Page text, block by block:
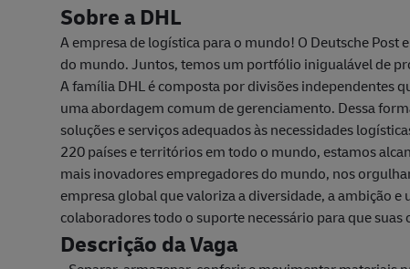
Sobre a DHL
A empresa de logística para o mundo! O Deutsche
do mundo. Juntos, temos um portfólio inigualável de
A família DHL é composta por divisões independentes
uma abordagem comum de gerenciamento. Dessa
soluções e serviços adequados às necessidades
220 países e territórios em todo o mundo, estamos
mais inovadores empregadores do mundo, nos
empresa global que valoriza a diversidade, a ambição
colaboradores todo o suporte necessário para que
Descrição da Vaga